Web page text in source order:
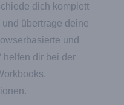
dich komplett
übertrage deine
und
helfen dir bei der